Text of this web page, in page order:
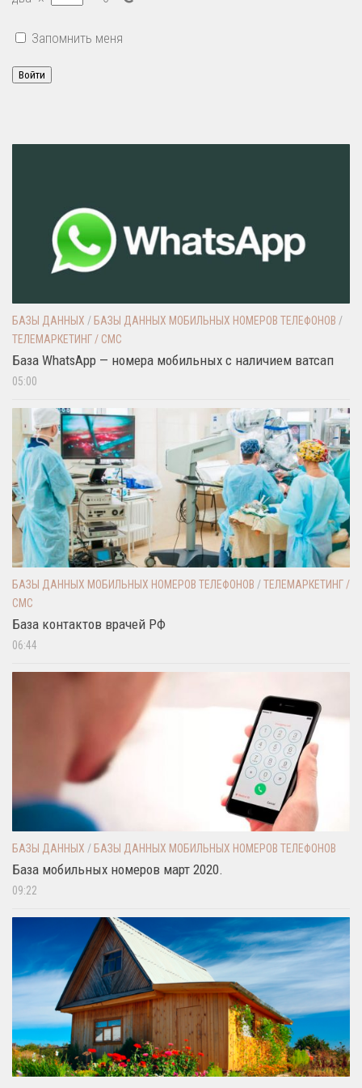
Запомнить меня
Войти
БАЗЫ ДАННЫХ / БАЗЫ ДАННЫХ МОБИЛЬНЫХ НОМЕРОВ ТЕЛЕФОНОВ /
ТЕЛЕМАРКЕТИНГ / СМС
База WhatsApp — номера мобильных с наличием ватсап
05:00
БАЗЫ ДАННЫХ МОБИЛЬНЫХ НОМЕРОВ ТЕЛЕФОНОВ /ТЕЛЕМАРКЕТИНГ /
СМС
База контактов врачей РФ
06:44
БАЗЫ ДАННЫХ / БАЗЫ ДАННЫХ МОБИЛЬНЫХ НОМЕРОВ ТЕЛЕФОНОВ
База мобильных номеров март 2020.
09:22